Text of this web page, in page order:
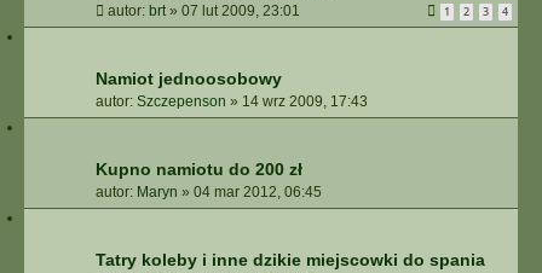
autor: brt» 07 lut 2009, 23:01 1 2 3 4
Namiot jednoosobowy
autor: Szczepenson » 14 wrz 2009, 17:43
Kupno namiotu do 200 zł
autor: Maryn » 04 mar 2012, 06:45
Tatry koleby i inne dzikie miejscowki do spania